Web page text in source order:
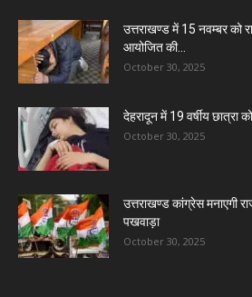
उत्तराखण्ड में 15 नवम्बर को
आयोजित की...
October 30, 2025
देहरादून में 19 वर्षीय छात्रा
October 30, 2025
उत्तराखण्ड कांग्रेस मनाएगी
पखवाड़ा
October 30, 2025